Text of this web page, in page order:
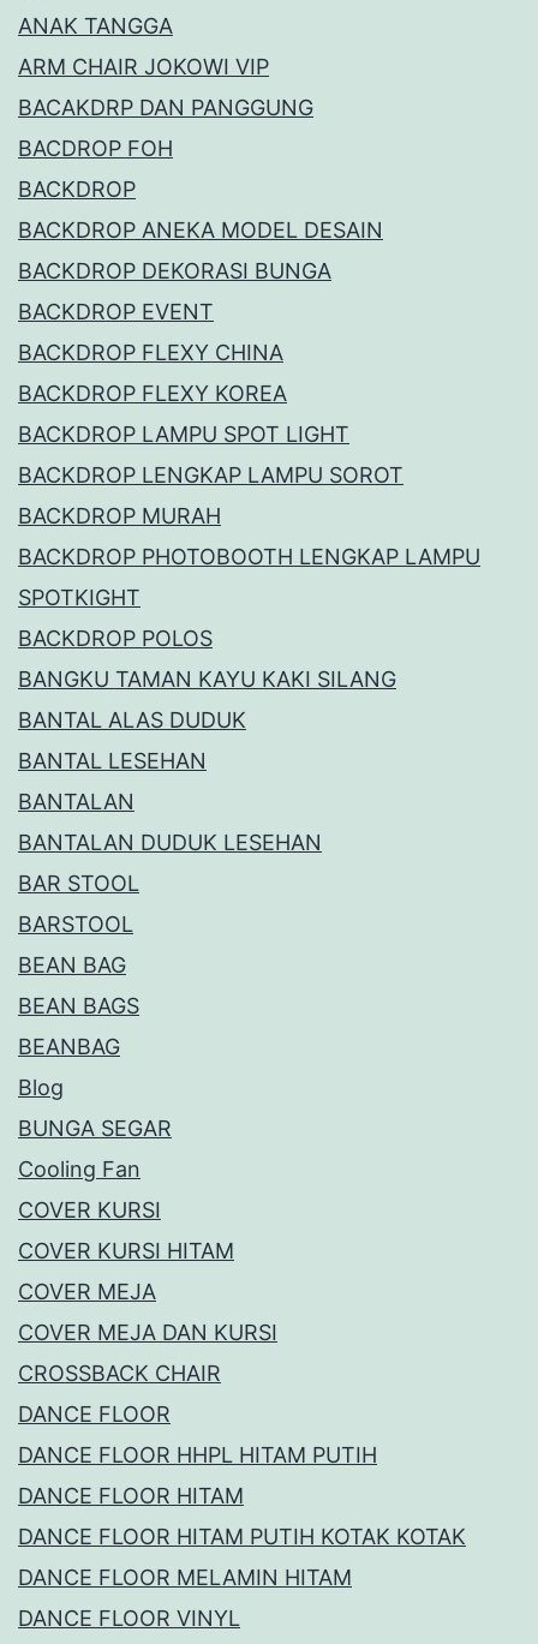
ANAK TANGGA
ARM CHAIR JOKOWI VIP
BACAKDRP DAN PANGGUNG
BACDROP FOH
BACKDROP
BACKDROP ANEKA MODEL DESAIN
BACKDROP DEKORASI BUNGA
BACKDROP EVENT
BACKDROP FLEXY CHINA
BACKDROP FLEXY KOREA
BACKDROP LAMPU SPOT LIGHT
BACKDROP LENGKAP LAMPU SOROT
BACKDROP MURAH
BACKDROP PHOTOBOOTH LENGKAP LAMPU
SPOTKIGHT
BACKDROP POLOS
BANGKU TAMAN KAYU KAKI SILANG
BANTAL ALAS DUDUK
BANTAL LESEHAN
BANTALAN
BANTALAN DUDUK LESEHAN
BAR STOOL
BARSTOOL
BEAN BAG
BEAN BAGS
BEANBAG
Blog
BUNGA SEGAR
Cooling Fan
COVER KURSI
COVER KURSI HITAM
COVER MEJA
COVER MEJA DAN KURSI
CROSSBACK CHAIR
DANCE FLOOR
DANCE FLOOR HHPL HITAM PUTIH
DANCE FLOOR HITAM
DANCE FLOOR HITAM PUTIH KOTAK KOTAK
DANCE FLOOR MELAMIN HITAM
DANCE FLOOR VINYL